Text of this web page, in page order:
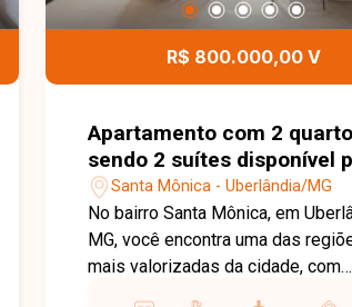
comodidade e opções de lazer aos
oportunidade para quem busca um
bem localizado no bairro Santa
Agende uma visita e venha
todos os detalhes deste imóvel.
R$ 800.000,00 V
Apartamento com 2
sendo 2 suítes disponível
venda no bairro Santa
em Uberlândia-MG
Santa Mônica - Uberlândia/MG
No bairro Santa Mônica, em
MG, você encontra uma das
mais valorizadas da cidade, com